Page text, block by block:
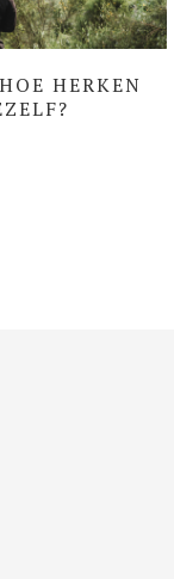
HERKEN